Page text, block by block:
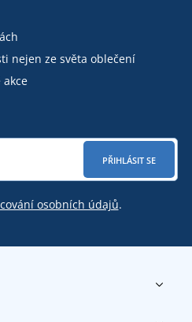
nejen ze světa oblečení
akce
PŘIHLÁSIT SE
osobních údajů.